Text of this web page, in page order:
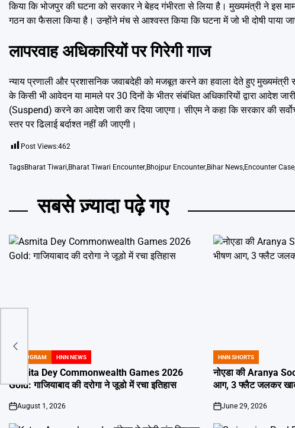
किया कि भोजपुर की घटना को सरकार ने बेहद गंभीरता से लिया है। मुख्यमंत्री ने इस
गठन का फैसला किया है। उन्होंने मंच से आश्वस्त किया कि घटना में जो भी दोषी पाया
लापरवाह अधिकारियों पर गिरेगी गाज
न्याय प्रणाली और प्रशासनिक जवाबदेही को मजबूत करने का हवाला देते हुए मुख्यमंत्री
के किसी भी आवेदन या मामले पर 30 दिनों के भीतर संबंधित अधिकारियों द्वारा आदेश
(Suspend) करने का आदेश जारी कर दिया जाएगा। सीएम ने कहा कि सरकार की
स्तर पर ढिलाई बर्दाश्त नहीं की जाएगी।
Post Views:462
TagsBharat Tiwari,Bharat Tiwari Encounter,Bhojpur Encounter,Bihar News,Encounter Case,
सबसे ज़्यादा पढ़े गए
POSTED
GURUGRAM HNN NEWS
Asmita Dey Commonwealth Games 2026
Gold: गाजियाबाद की दरोगा ने जूडो में रचा इतिहास
on
August 1, 2026
POSTED
IN
HNN SHORTS
नोएडा की Aranya
आग, 3 फ्लैट जलकर
on
June 29, 2026